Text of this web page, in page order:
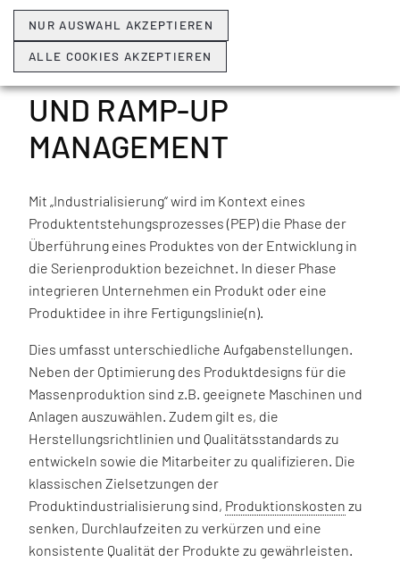
UND RAMP-UP
MANAGEMENT
Mit „Industrialisierung“ wird im Kontext eines
Produktentstehungsprozesses (PEP) die Phase der
Überführung eines Produktes von der Entwicklung in
die Serienproduktion bezeichnet. In dieser Phase
integrieren Unternehmen ein Produkt oder eine
Produktidee in ihre Fertigungslinie(n).
Dies umfasst unterschiedliche Aufgabenstellungen.
Neben der Optimierung des Produktdesigns für die
Massenproduktion sind z.B. geeignete Maschinen und
Anlagen auszuwählen. Zudem gilt es, die
Herstellungsrichtlinien und Qualitätsstandards zu
entwickeln sowie die Mitarbeiter zu qualifizieren. Die
klassischen Zielsetzungen der
Produktindustrialisierung sind, Produktionskosten zu
senken, Durchlaufzeiten zu verkürzen und eine
konsistente Qualität der Produkte zu gewährleisten.
NUR AUSWAHL AKZEPTIEREN
ALLE COOKIES AKZEPTIEREN